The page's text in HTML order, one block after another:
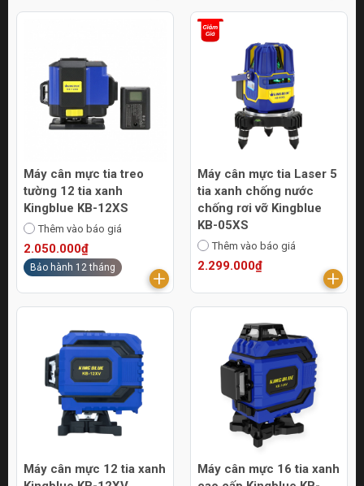
Máy cân mực tia treo
tường 12 tia xanh
Kingblue KB-12XS
Thêm vào báo giá
2.050.000₫
Bảo hành 12 tháng
Máy cân mực tia Laser 5
tia xanh chống nước
chống rơi vỡ Kingblue
KB-05XS
Thêm vào báo giá
2.299.000₫
Máy cân mực 12 tia xanh
Máy cân mực 16 tia xanh